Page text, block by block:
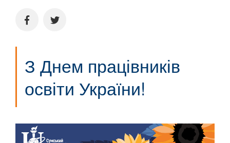
З Днем працівників
освіти України!